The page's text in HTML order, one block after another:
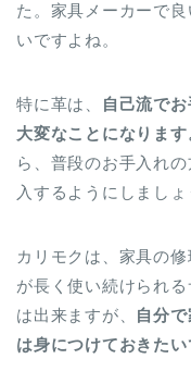
た。家具メーカーで
いですよね。
特に革は、
自己流で
大変なことになります
ら、普段のお手入れ
入するようにしましょ
カリモクは、家具の
が長く使い続けられ
は出来ますが、 自分
は身につけておきたい